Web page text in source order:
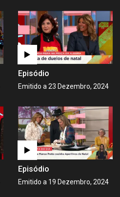
Episódio
Emitido a 23 Dezembro, 2024
Episódio
Emitido a 19 Dezembro, 2024